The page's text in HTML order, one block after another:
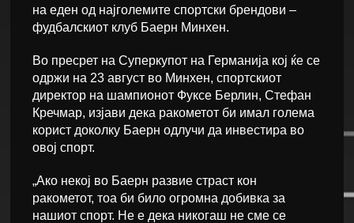
на еден од најголемите спортски брендови –
фудбалскиот клуб Баерн Минхен.
Во пресрет на Суперкупот на Германија кој ќе се
одржи на 23 август во Минхен, спортскиот
директор на шампионот Фуксе Берлин, Стефан
Кречмар, изјави дека ракометот би имал голема
корист доколку Баерн одлучи да инвестира во
овој спорт.
„Ако некој во Баерн развие страст кон
ракометот, тоа би било огромна добивка за
нашиот спорт. Не е дека никогаш не сме се